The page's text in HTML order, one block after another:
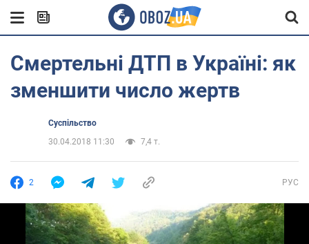
Смертельні ДТП в Україні: як
зменшити число жертв
Суспільство
30.04.2018 11:30
7,4 т.
2 РУС